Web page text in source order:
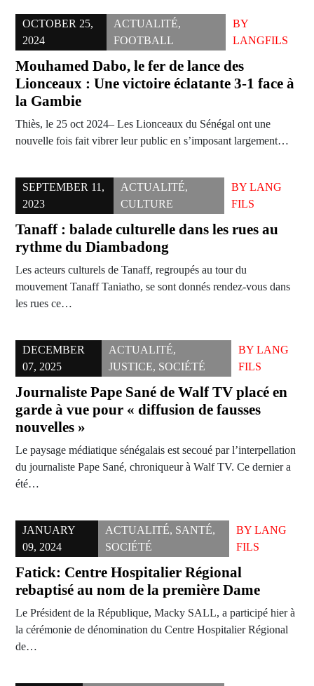
OCTOBER 25,
2024
ACTUALITÉ,
FOOTBALL
BY
LANGFILS
Mouhamed Dabo, le fer de lance des
Lionceaux : Une victoire éclatante 3-1 face à
la Gambie
Thiès, le 25 oct 2024– Les Lionceaux du Sénégal ont une
nouvelle fois fait vibrer leur public en s’imposant largement…
SEPTEMBER 11,
2023
ACTUALITÉ,
CULTURE
BYLANG
FILS
Tanaff : balade culturelle dans les rues au
rythme du Diambadong
Les acteurs culturels de Tanaff, regroupés au tour du
mouvement Tanaff Taniatho, se sont donnés rendez-vous dans
les rues ce…
DECEMBER
07, 2025
ACTUALITÉ,
JUSTICE, SOCIÉTÉ
BYLANG
FILS
Journaliste Pape Sané de Walf TV placé en
garde à vue pour « diffusion de fausses
nouvelles »
Le paysage médiatique sénégalais est secoué par l’interpellation
du journaliste Pape Sané, chroniqueur à Walf TV. Ce dernier a
été…
JANUARY
09, 2024
ACTUALITÉ, SANTÉ,
SOCIÉTÉ
BY LANG
FILS
Fatick: Centre Hospitalier Régional
rebaptisé au nom de la première Dame
Le Président de la République, Macky SALL, a participé hier à
la cérémonie de dénomination du Centre Hospitalier Régional
de…